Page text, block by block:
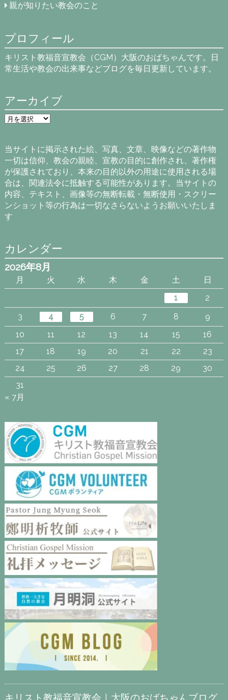
親が知りたい教会のこと
プロフィール
キリスト教福音宣教会（CGM）大阪のおばちゃんです。日
常生活や教会の出来事などブログを毎日更新しています。
アーカイブ
ア
ー
ブ
当サイトに掲示された絵、写真、文章、映像などの著作物
一切は信仰、教会の親睦、宣教の目的に創作され、著作権
が保護されており、本来の目的以外の用途に使用される場
合は、関連法令に抵触する可能性があります。当サイトの
内容、テキスト、画像等の無断転載・無断使用・スクリー
ンショット等の行為は一切なさらないようお願いいたしま
す
カレンダー
2026年8月
月 火 水 木 金 土
日
1
2
3
4 5 6 7 8
9
10
11 12 13 14 15
16
17
18 19 20 21 22
23
24
25 26 27 28 29
30
31
« 7月
キリスト教福音宣教会｜大阪のおばちゃんブログ